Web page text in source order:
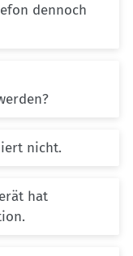
dennoch
nicht.
hat